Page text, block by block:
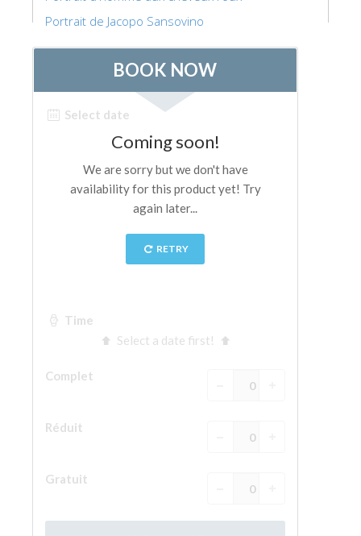
Portrait de Jacopo Sansovino